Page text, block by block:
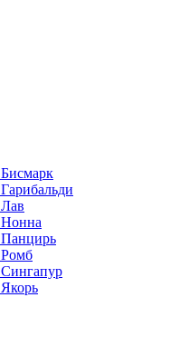
Нонна
Панцирь
Ромб